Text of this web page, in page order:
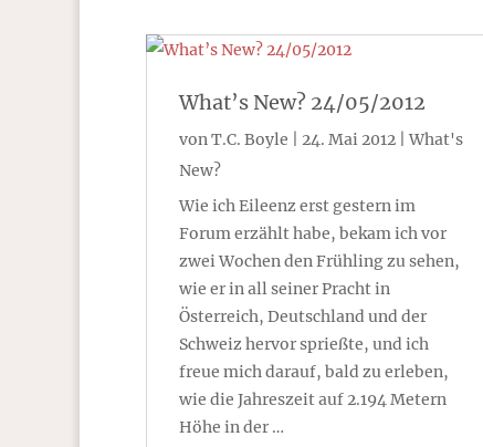
What’s New? 24/05/2012
vonT.C. Boyle 24. Mai 2012 |What's
New?
Wie ich Eileenz erst gestern im
Forum erzählt habe, bekam ich vor
zwei Wochen den Frühling zu sehen,
wie er in all seiner Pracht in
Österreich, Deutschland und der
Schweiz hervor sprießte, und ich
freue mich darauf, bald zu erleben,
wie die Jahreszeit auf 2.194 Metern
Höhe in der …